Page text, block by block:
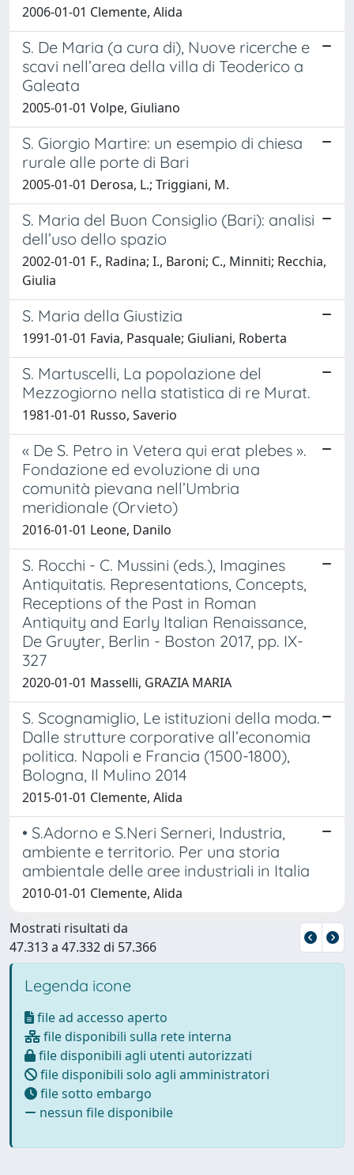
2006-01-01 Clemente, Alida
S. De Maria (a cura di), Nuove ricerche e
scavi nell’area della villa di Teoderico a
Galeata
2005-01-01 Volpe, Giuliano
S. Giorgio Martire: un esempio di chiesa
rurale alle porte di Bari
2005-01-01 Derosa, L.; Triggiani, M.
S. Maria del Buon Consiglio (Bari): analisi
dell’uso dello spazio
2002-01-01 F., Radina; I., Baroni; C., Minniti; Recchia,
Giulia
S. Maria della Giustizia
1991-01-01 Favia, Pasquale; Giuliani, Roberta
S. Martuscelli, La popolazione del
Mezzogiorno nella statistica di re Murat.
1981-01-01 Russo, Saverio
« De S. Petro in Vetera qui erat plebes ».
Fondazione ed evoluzione di una
comunità pievana nell’Umbria
meridionale (Orvieto)
2016-01-01 Leone, Danilo
S. Rocchi - C. Mussini (eds.), Imagines
Antiquitatis. Representations, Concepts,
Receptions of the Past in Roman
Antiquity and Early Italian Renaissance,
De Gruyter, Berlin - Boston 2017, pp. IX-
327
2020-01-01 Masselli, GRAZIA MARIA
S. Scognamiglio, Le istituzioni della moda.
Dalle strutture corporative all’economia
politica. Napoli e Francia (1500-1800),
Bologna, Il Mulino 2014
2015-01-01 Clemente, Alida
• S.Adorno e S.Neri Serneri, Industria,
ambiente e territorio. Per una storia
ambientale delle aree industriali in Italia
2010-01-01 Clemente, Alida
Mostrati risultati da
47.313 a 47.332 di 57.366
Legenda icone
file ad accesso aperto
file disponibili sulla rete interna
file disponibili agli utenti autorizzati
file disponibili solo agli amministratori
file sotto embargo
nessun file disponibile